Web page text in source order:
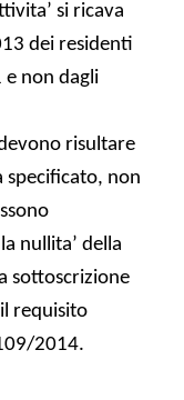
si ricava
dei residenti
e non dagli
risultare
specificato, non
nullita’ della
sottoscrizione
requisito
2014.